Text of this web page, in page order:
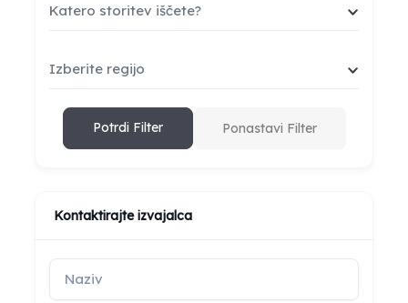
Katero storitev iščete?
Izberite regijo
Potrdi Filter Ponastavi Filter
Kontaktirajte izvajalca